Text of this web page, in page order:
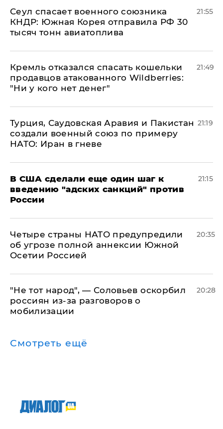
​Сеул спасает военного союзника
КНДР: Южная Корея отправила РФ 30
тысяч тонн авиатоплива
21:55
Кремль отказался спасать кошельки
продавцов атакованного Wildberries:
"Ни у кого нет денег"
21:49
Турция, Саудовская Аравия и Пакистан
создали военный союз по примеру
НАТО: Иран в гневе
21:19
В США сделали еще один шаг к
введению "адских санкций" против
России
21:15
Четыре страны НАТО предупредили
об угрозе полной аннексии Южной
Осетии Россией
20:35
​"Не тот народ", — Соловьев оскорбил
россиян из-за разговоров о
мобилизации
20:28
Смотреть ещё